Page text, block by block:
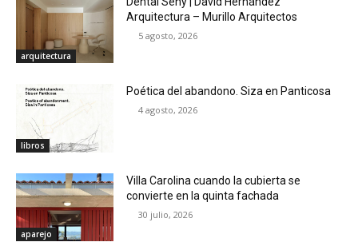
arquitectura
Arquitectura – Murillo Arquitectos
5 agosto, 2026
libros
Poética del abandono. Siza en Panticosa
4 agosto, 2026
aparejo
Villa Carolina cuando la cubierta se
convierte en la quinta fachada
30 julio, 2026